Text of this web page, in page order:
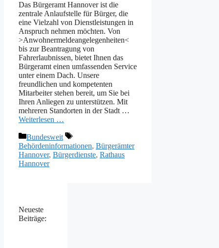
Das Bürgeramt Hannover ist die
zentrale Anlaufstelle für Bürger, die
eine Vielzahl von Dienstleistungen in
Anspruch nehmen möchten. Von
>Anwohnermeldeangelegenheiten<
bis zur Beantragung von
Fahrerlaubnissen, bietet Ihnen das
Bürgeramt einen umfassenden Service
unter einem Dach. Unsere
freundlichen und kompetenten
Mitarbeiter stehen bereit, um Sie bei
Ihren Anliegen zu unterstützen. Mit
mehreren Standorten in der Stadt …
Weiterlesen …
Kategorien
Bundesweit
Schlagwörter
Behördeninformationen, Bürgerämter
Hannover, Bürgerdienste, Rathaus
Hannover
Neueste
Beiträge: